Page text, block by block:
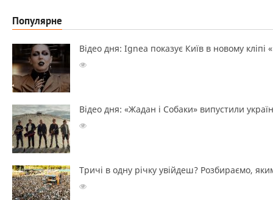
Популярне
Відео дня: Ignea показує Київ в новому кліпі
Відео дня: «Жадан і Собаки» випустили
Тричі в одну річку увійдеш? Розбираємо,